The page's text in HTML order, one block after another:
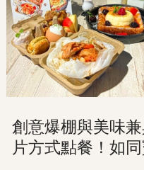
創意爆棚與美味
片方式點餐！如